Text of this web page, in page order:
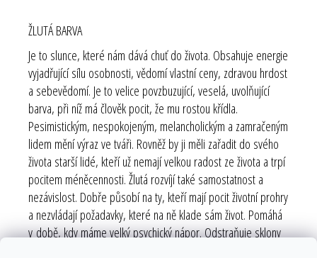
ŽLUTÁ BARVA
Je to slunce, které nám dává chuť do života. Obsahuje energie
vyjadřující sílu osobnosti, vědomí vlastní ceny, zdravou hrdost
a sebevědomí. Je to velice povzbuzující, veselá, uvolňující
barva, při níž má člověk pocit, že mu rostou křídla.
Pesimistickým, nespokojeným, melancholickým a zamračeným
lidem mění výraz ve tváři. Rovněž by ji měli zařadit do svého
života starší lidé, kteří už nemají velkou radost ze života a trpí
pocitem méněcennosti. Žlutá rozvíjí také samostatnost a
nezávislost. Dobře působí na ty, kteří mají pocit životní prohry
a nezvládají požadavky, které na ně klade sám život. Pomáhá
v době, kdy máme velký psychický nápor. Odstraňuje sklony